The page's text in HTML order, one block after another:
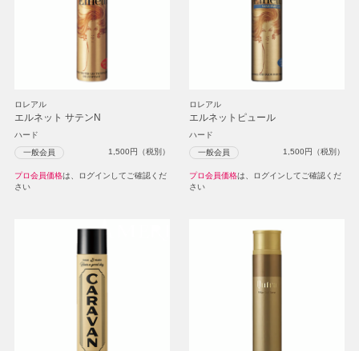
ロレアル
エルネット サテンN
ハード
一般会員 1,500円（税別）
プロ会員価格は、ログインしてご確認くだ
さい
ロレアル
エルネットピュール
ハード
一般会員 1,500円（税別）
プロ会員価格は、ログインしてご確認くだ
さい